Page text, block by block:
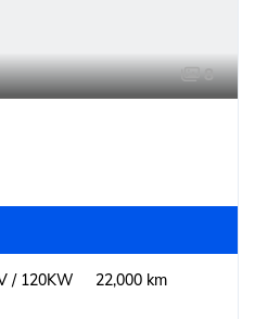
8
/ 120KW
22,000 km